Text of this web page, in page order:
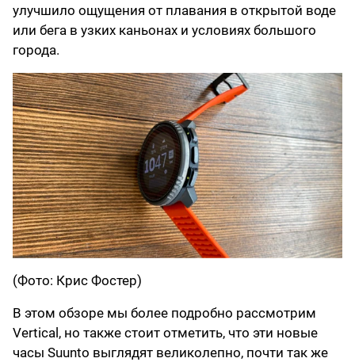
улучшило ощущения от плавания в открытой воде
или бега в узких каньонах и условиях большого
города.
(Фото: Крис Фостер)
В этом обзоре мы более подробно рассмотрим
Vertical, но также стоит отметить, что эти новые
часы Suunto выглядят великолепно, почти так же